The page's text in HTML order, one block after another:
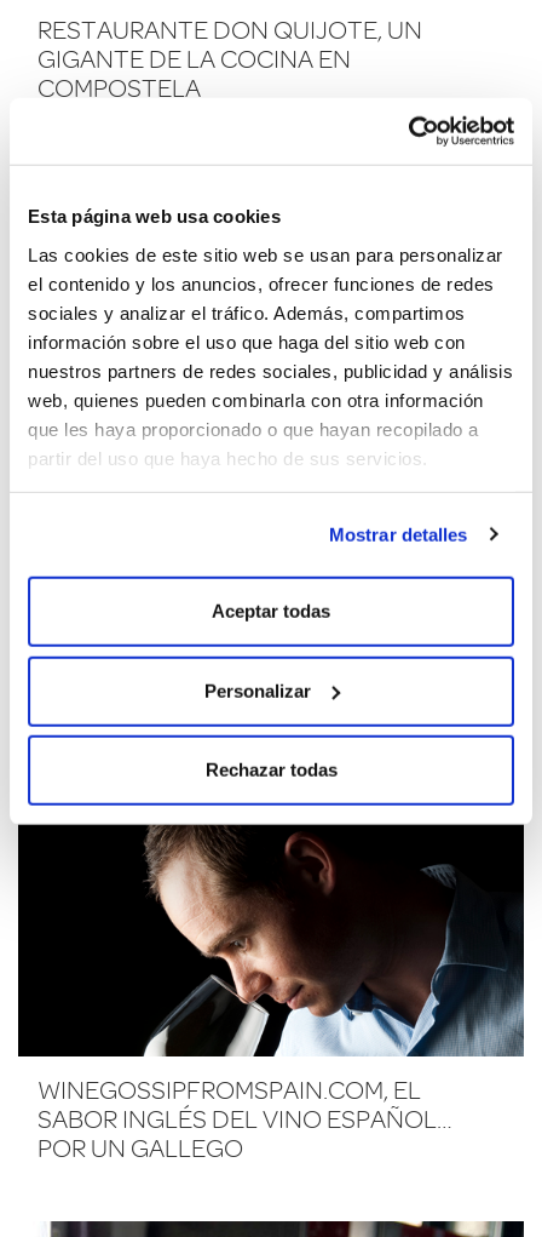
Esta página web usa cookies
Las cookies de este sitio web se usan para personalizar
el contenido y los anuncios, ofrecer funciones de redes
sociales y analizar el tráfico. Además, compartimos
información sobre el uso que haga del sitio web con
nuestros partners de redes sociales, publicidad y análisis
web, quienes pueden combinarla con otra información
que les haya proporcionado o que hayan recopilado a
partir del uso que haya hecho de sus servicios.
Mostrar detalles
Aceptar todas
Personalizar
Rechazar todas
RESTAURANTE DON QUIJOTE, UN
GIGANTE DE LA COCINA EN
COMPOSTELA
NOTABLE ALTO PARA PONTE DA BOGA
EXPRESIÓN HISTÓRICA
WINEGOSSIPFROMSPAIN.COM, EL
SABOR INGLÉS DEL VINO ESPAÑOL…
POR UN GALLEGO